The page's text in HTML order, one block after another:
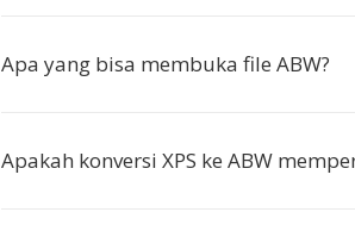
Apa yang bisa membuka file ABW?
Apakah konversi XPS ke ABW